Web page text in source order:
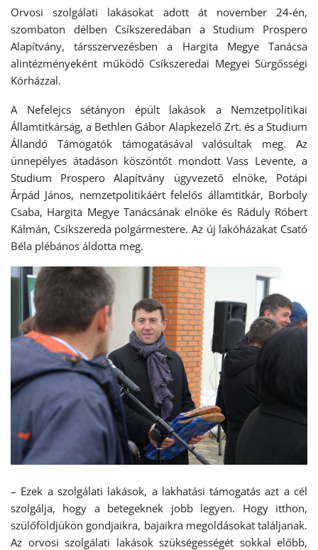
Orvosi szolgálati lakásokat adott át november 24-én,
szombaton délben Csíkszeredában a Studium Prospero
Alapítvány, társszervezésben a Hargita Megye Tanácsa
alintézményeként működő Csíkszeredai Megyei Sürgősségi
Kórházzal.
A Nefelejcs sétányon épült lakások a Nemzetpolitikai
Államtitkárság, a Bethlen Gábor Alapkezelő Zrt. és a Studium
Állandó Támogatók támogatásával valósultak meg. Az
ünnepélyes átadáson köszöntőt mondott Vass Levente, a
Studium Prospero Alapítvány ügyvezető elnöke, Potápi
Árpád János, nemzetpolitikáért felelős államtitkár, Borboly
Csaba, Hargita Megye Tanácsának elnöke és Ráduly Róbert
Kálmán, Csíkszereda polgármestere. Az új lakóházakat Csató
Béla plébános áldotta meg.
– Ezek a szolgálati lakások, a lakhatási támogatás azt a cél
szolgálja, hogy a betegeknek jobb legyen. Hogy itthon,
szülőföldjükön gondjaikra, bajaikra megoldásokat találjanak.
Az orvosi szolgálati lakások szükségességét sokkal előbb,